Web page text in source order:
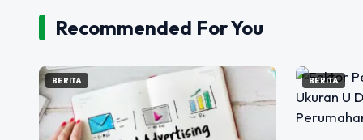
Recommended For You
BERITA BERITA